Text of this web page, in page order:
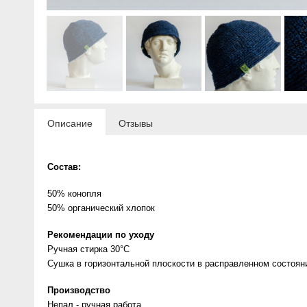
Описание Отзывы
Состав:
50% конопля
50% органический хлопок
Рекомендации по уходу
Ручная стирка 30°C
Сушка в горизонтальной плоскости в расправленном
Производство
Непал - ручная работа